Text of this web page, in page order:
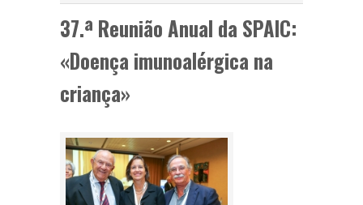
37.ª Reunião Anual da SPAIC:
«Doença imunoalérgica na
criança»